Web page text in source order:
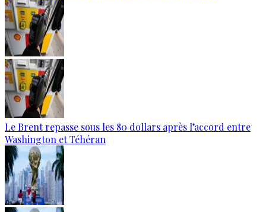
Le Brent repasse sous les 80 dollars après l’accord entre
Washington et Téhéran